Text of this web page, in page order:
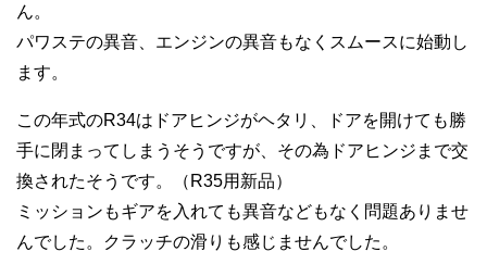
ん。
パワステの異音、エンジンの異音もなくスムースに始動し
ます。
この年式のR34はドアヒンジがヘタリ、ドアを開けても勝
手に閉まってしまうそうですが、その為ドアヒンジまで交
換されたそうです。（R35用新品）
ミッションもギアを入れても異音などもなく問題ありませ
んでした。クラッチの滑りも感じませんでした。